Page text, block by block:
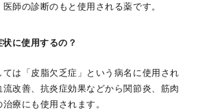
医師の診断のもと使用される薬です。
に使用するの？
は「皮脂欠乏症」という病名に使用され
改善、抗炎症効果などから関節炎、筋肉
療にも使用されます。